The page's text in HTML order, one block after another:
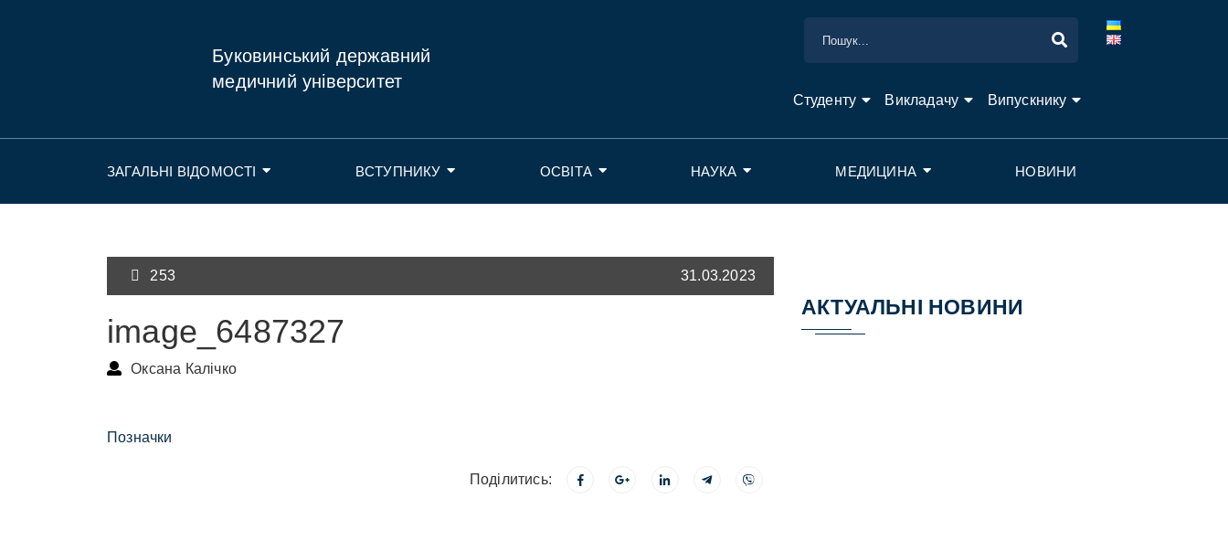
Буковинський державний
медичний університет
Студенту Викладачу Випускнику
ЗАГАЛЬНІ ВІДОМОСТІ ВСТУПНИКУ ОСВІТА НАУКА МЕДИЦИНА НОВИНИ
253 31.03.2023
image_6487327
Оксана Калічко
Позначки
Поділитись:
АКТУАЛЬНІ НОВИНИ